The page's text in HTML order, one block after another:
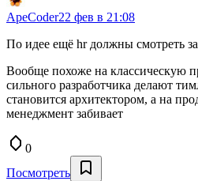
ApeCoder22 фев в 21:08
По идее ещё hr должны смотреть
Вообще похоже на классическую
сильного разработчика делают
становится архитектором, а на
менеджмент забивает
0
Посмотреть